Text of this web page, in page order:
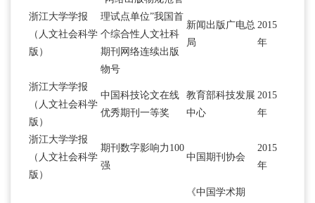
浙江大学学报
（人文社会科学
版）
理试点单位”我国首
个综合性人文社科
期刊网络连续出版
物号
新闻出版广电总
局
2015
年
浙江大学学报
（人文社会科学
版）
中国科技论文在线
优秀期刊一等奖
教育部科技发展
中心
2015
年
浙江大学学报
（人文社会科学
版）
期刊数字影响力100
强
中国期刊协会
2015
年
《中国学术期